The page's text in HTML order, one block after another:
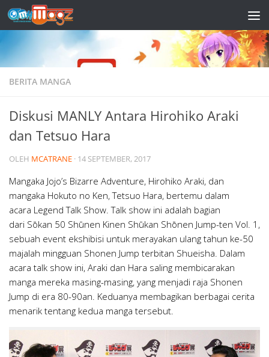
Skip to content
BERITA MANGA
Diskusi MANLY Antara Hirohiko Araki
dan Tetsuo Hara
OLEH MCATRANE · 14 SEPTEMBER, 2017
Mangaka Jojo’s Bizarre Adventure, Hirohiko Araki, dan
mangaka Hokuto no Ken, Tetsuo Hara, bertemu dalam
acara Legend Talk Show. Talk show ini adalah bagian
dari Sōkan 50 Shūnen Kinen Shūkan Shōnen Jump-ten Vol. 1,
sebuah event ekshibisi untuk merayakan ulang tahun ke-50
majalah mingguan Shonen Jump terbitan Shueisha. Dalam
acara talk show ini, Araki dan Hara saling membicarakan
manga mereka masing-masing, yang menjadi raja Shonen
Jump di era 80-90an. Keduanya membagikan berbagai cerita
menarik tentang kedua manga tersebut.